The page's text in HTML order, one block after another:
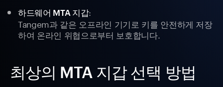
하드웨어 MTA 지갑:
Tangem과 같은 오프라인 기기로 키를 안전하게 저장
하여 온라인 위협으로부터 보호합니다.
최상의 MTA 지갑 선택 방법